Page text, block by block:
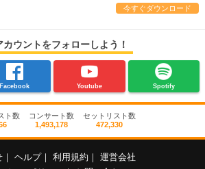
今すぐダウンロード
カウントをフォローしよう！
Facebook Youtube Spotify
ト数
コンサート数
1,493,178
セットリスト数
472,330
ヘルプ 利用規約
運営会社